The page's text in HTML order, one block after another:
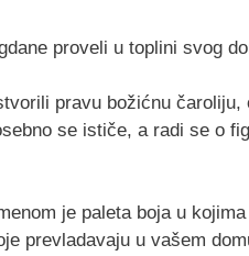
proveli u toplini svog
pravu božićnu čaroliju,
se ističe, a radi se o
je paleta boja u
prevladavaju u vašem